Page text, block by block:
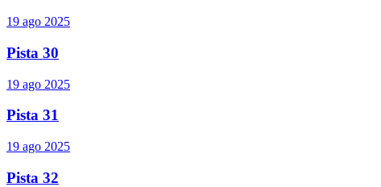
19 ago 2025
Pista 30
19 ago 2025
Pista 31
19 ago 2025
Pista 32